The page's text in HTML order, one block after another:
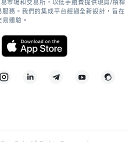
市場和交易所，以低手續費提供現貨/槓桿
務。我們的集成平台經過全新設計，旨在
體驗。